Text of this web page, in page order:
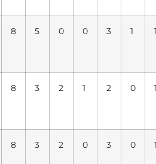
8 5 0 0 3 1
8 3 2 1 2 0
8 3 2 0 3 0